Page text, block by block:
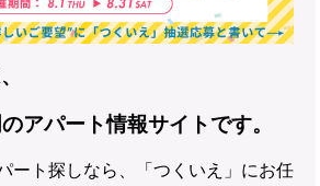
アパート情報サイトです。
ート探しなら、「つくいえ」にお任